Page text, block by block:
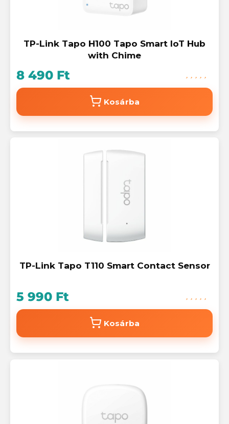
TP-Link Tapo H100 Tapo Smart IoT Hub
with Chime
8 490 Ft
Kosárba
TP-Link Tapo T110 Smart Contact Sensor
5 990 Ft
Kosárba